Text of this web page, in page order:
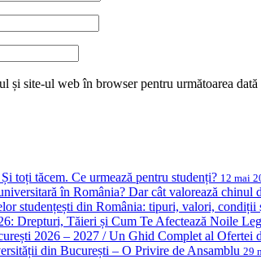
și site-ul web în browser pentru următoarea dată
toți tăcem. Ce urmează pentru studenți? 12 mai
în România? Dar cât valorează chinul
studențești din România: tipuri, valori, condiții
Drepturi, Tăieri și Cum Te Afectează Noile
2026 – 2027 / Un Ghid Complet al Ofertei
din București – O Privire de Ansamblu 29